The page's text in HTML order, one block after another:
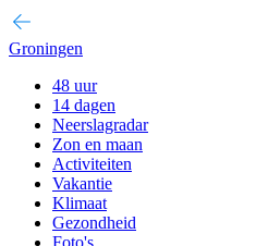
Groningen
48 uur
14 dagen
Neerslagradar
Zon en maan
Activiteiten
Vakantie
Klimaat
Gezondheid
Foto's